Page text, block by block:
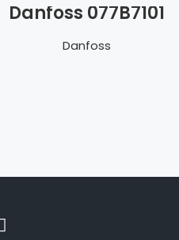
Danfoss 077B7101
Danfoss